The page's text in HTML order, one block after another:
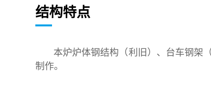
结构特点
本炉炉体钢结构（利旧）、台车钢架
制作。